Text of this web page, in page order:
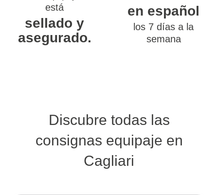
está
sellado y
asegurado.
en español
los 7 días a la
semana
Discubre todas las
consignas equipaje en
Cagliari